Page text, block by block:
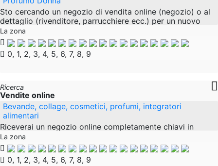
Sto cercando un negozio di vendita online (negozio) o al
dettaglio (rivenditore, parrucchiere ecc.) per un nuovo
profumo femminile. Esiste solo una versione di questo
profumo, il livello di qualità
La zona
0, 1, 2, 3, 4, 5, 6, 7, 8, 9
Ricerca
Vendite online
Bevande, collage, cosmetici, profumi, integratori
alimentari
Riceverai un negozio online completamente chiavi in
mano con prodotti come profumi, cosmetici, integratori
alimentari, bevande, collagene, prodotti per la perdita di
peso e altri prodotti (Made in
La zona
0, 1, 2, 3, 4, 5, 6, 7, 8, 9